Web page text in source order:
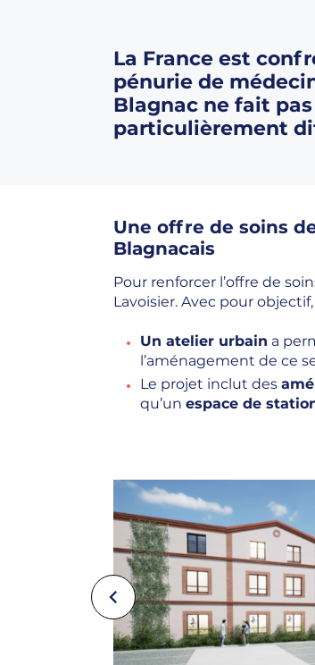
La France est
pénurie de
Blagnac ne fait
particulièrement
Une offre de soins
Blagnacais
Pour renforcer l’offre de
Lavoisier. Avec pour
Un atelier urbain a
l’aménagement de ce
Le projet inclut des
qu’un espace de
Précédent